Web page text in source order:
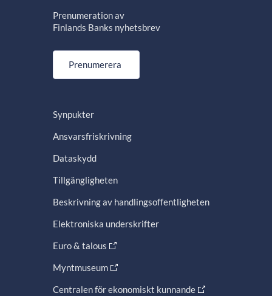
Prenumeration av
Finlands Banks nyhetsbrev
Prenumerera
Synpukter
Ansvarsfriskrivning
Dataskydd
Tillgängligheten
Beskrivning av handlingsoffentligheten
Elektroniska underskrifter
Euro & talous
Myntmuseum
Centralen för ekonomiskt kunnande